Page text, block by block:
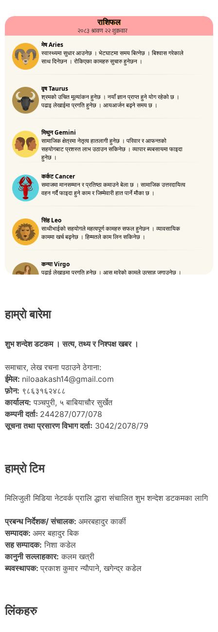
हाम्रो बारेमा
शुभ शन्देश डटकम । सत्य, तथ्य र निश्पक्ष खबर ।
समाचार, लेख रचना पठाउने ठेगाना:
ईमेल: niloaakash14@gmail.com
फ़ोन: ९८६३१६२४८८
कार्यालय: पञ्चपुरी, ५ बाबियाचौर सुर्खेत
कम्पनी दर्ताः 244287/077/078
सूचना तथा प्रसारण विभाग दर्ताः 3042/2078/79
हाम्रो टिम
मिलिजुली मिडिया नेटवर्क प्रालि द्धारा संचालित शुभ शन्देश डटकमका लागि
प्रबन्ध निर्देशक/ संचालक: अमरबहादुर कार्की
सम्पादक: अमर बहादुर बिक
सह सम्पादक: निशा कडेल
कानुनी सल्लाहकार: कलम खत्री
ब्यवस्थापक:प्रकाश कुमार न्याैपाने, खगेन्द्र कडेल
लिंकहरु